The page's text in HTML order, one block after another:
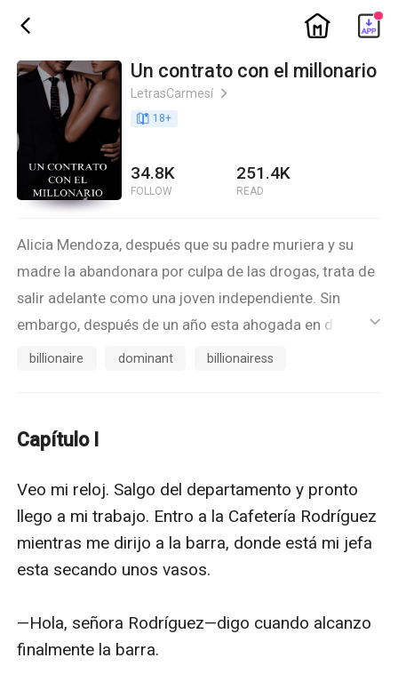
ic_back ic_home
Un contrato con el millonario
LetrasCarmesí ic_arrow_right
book_age 18+
34.8K
FOLLOW
251.4K
READ
Alicia Mendoza, después que su padre muriera y su
madre la abandonara por culpa de las drogas, trata de
salir adelante como una joven independiente. Sin
embargo, después de un año esta ahogada en deudas.
Un día un cliente de la cafetería donde trabajaba le
comienzo no acepta, pero el destino la obligara
Alessandro, no busca una relación seria, no cree en el
amor. Pero ambos protagonistas no podrán evitar
enamorarse. No obstante, él no aceptará sus
decisión dolorosa ¿Quieres descubrir que pasara? Te
invito a leer esta historia.
ic_default
billionaire dominant billionairess
Capítulo I
Veo mi reloj. Salgo del departamento y pronto
llego a mi trabajo. Entro a la Cafetería Rodríguez
mientras me dirijo a la barra, donde está mi jefa
esta secando unos vasos.
—Hola, señora Rodríguez—digo cuando alcanzo
finalmente la barra.